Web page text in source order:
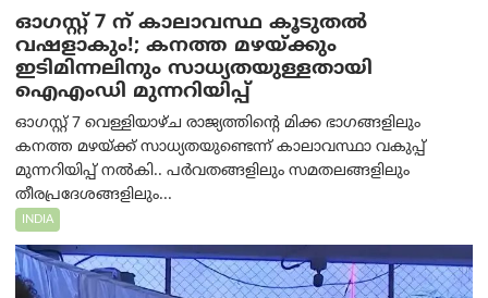
ഓഗസ്റ്റ് 7 ന് കാലാവസ്ഥ കൂടുതൽ
വഷളാകും!; കനത്ത മഴയ്ക്കും
ഇടിമിന്നലിനും സാധ്യതയുള്ളതായി
ഐഎംഡി മുന്നറിയിപ്പ്
ഓഗസ്റ്റ് 7 വെള്ളിയാഴ്ച രാജ്യത്തിന്റെ മിക്ക ഭാഗങ്ങളിലും
കനത്ത മഴയ്ക്ക് സാധ്യതയുണ്ടെന്ന് കാലാവസ്ഥാ വകുപ്പ്
മുന്നറിയിപ്പ് നൽകി.. പർവതങ്ങളിലും സമതലങ്ങളിലും
തീരപ്രദേശങ്ങളിലും...
INDIA